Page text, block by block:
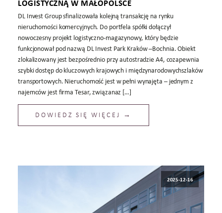
LOGISTYCZNĄ W MAŁOPOLSCE
DL Invest Group sfinalizowała kolejną transakcję na rynku
nieruchomości komercyjnych. Do portfela spółki dołączył
nowoczesny projekt logistyczno-magazynowy, który będzie
funkcjonował pod nazwą DL Invest Park Kraków –Bochnia. Obiekt
zlokalizowany jest bezpośrednio przy autostradzie A4, cozapewnia
szybki dostęp do kluczowych krajowych i międzynarodowychszlaków
transportowych. Nieruchomość jest w pełni wynajęta – jednym z
najemców jest firma Tesar, związanaz […]
DOWIEDZ SIĘ WIĘCEJ →
2025-12-16